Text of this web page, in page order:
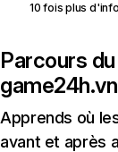
10 fois plus
Parcours
game24h.vn
Apprends où
avant et après